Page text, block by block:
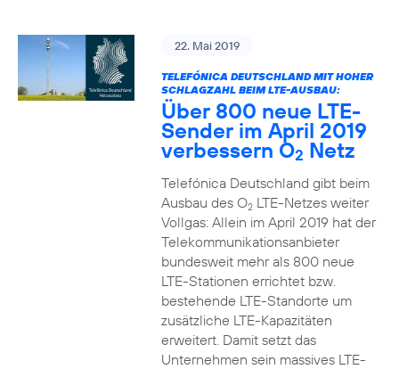
22. Mai 2019
TELEFÓNICA DEUTSCHLAND MIT HOHER
SCHLAGZAHL BEIM LTE-AUSBAU:
Über 800 neue LTE-
Sender im April 2019
verbessern O2 Netz
Telefónica Deutschland gibt beim
Ausbau des O2LTE-Netzes weiter
Vollgas: Allein im April 2019 hat der
Telekommunikationsanbieter
bundesweit mehr als 800 neue
LTE-Stationen errichtet bzw.
bestehende LTE-Standorte um
zusätzliche LTE-Kapazitäten
erweitert. Damit setzt das
Unternehmen sein massives LTE-